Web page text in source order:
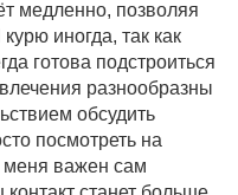
медленно, позволяя
иногда, так как
готова подстроиться
разнообразны
обсудить
посмотреть на
меня важен сам